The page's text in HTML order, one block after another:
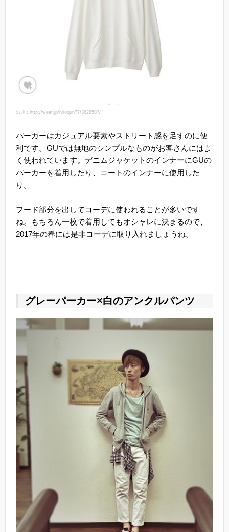
出典：http://wear.jp/hiroqun77/3828507/
パーカーはカジュアル要素やストリート感を足すのに便
利です。GUでは無地のシンプルなものがお客さんにはよ
く使われています。デニムジャケットのインナーにGUの
パーカーを着用したり、コートのインナーに使用した
り。
フード部分を出してコーデに使われることが多いです
ね。もちろん一枚で着用してもオシャレに決まるので、
2017年の春には是非コーデに取り入れましょうね。
グレーパーカー×白のアンクルパンツ